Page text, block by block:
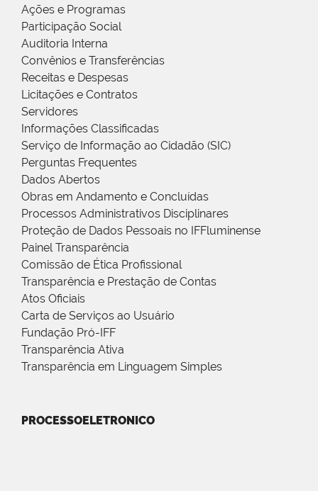
Ações e Programas
Participação Social
Auditoria Interna
Convênios e Transferências
Receitas e Despesas
Licitações e Contratos
Servidores
Informações Classificadas
Serviço de Informação ao Cidadão (SIC)
Perguntas Frequentes
Dados Abertos
Obras em Andamento e Concluídas
Processos Administrativos Disciplinares
Proteção de Dados Pessoais no IFFluminense
Painel Transparência
Comissão de Ética Profissional
Transparência e Prestação de Contas
Atos Oficiais
Carta de Serviços ao Usuário
Fundação Pró-IFF
Transparência Ativa
Transparência em Linguagem Simples
PROCESSOELETRONICO